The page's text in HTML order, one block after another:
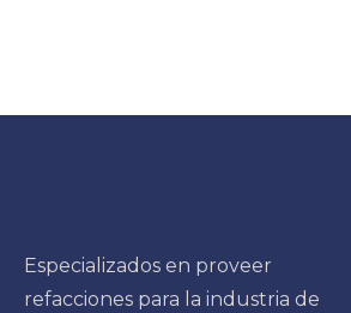
Especializados en proveer
refacciones para la industria de